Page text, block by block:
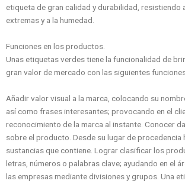
etiqueta de gran calidad y durabilidad, resistiendo
extremas y a la humedad.
Funciones en los productos.
Unas etiquetas verdes tiene la funcionalidad de
gran valor de mercado con las siguientes
Añadir valor visual a la marca, colocando su
así como frases interesantes; provocando en el
reconocimiento de la marca al instante. Conocer
sobre el producto. Desde su lugar de procedencia
sustancias que contiene. Lograr clasificar los
letras, números o palabras clave; ayudando en el
las empresas mediante divisiones y grupos. Una